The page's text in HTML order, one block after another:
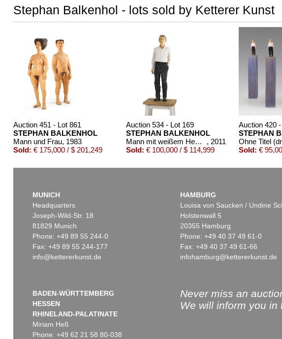
Stephan Balkenhol - lots sold by Ketterer Kunst
Auction 451 - Lot 861
STEPHAN BALKENHOL
Mann und Frau, 1983
Sold: € 175,000 / $ 201,249
Auction 534 - Lot 169
STEPHAN BALKENHOL
Mann mit weißem Hemd und schwarzer Hose
, 2011
Sold: € 100,000 / $ 114,999
Auction 420
STEPHAN
Sold: €
Auction 420 - Lot 1014
Auction 514 - Lot 251
Auction 496 -
MUNICH
Headquarters
Joseph-Wild-Str. 18
81829 Munich
Phone: +49 89 55 244-0
Fax: +49 89 55 244-177
info@kettererkunst.de
HAMBURG
Louisa von Saucken / Undine
Holstenwall 5
20355 Hamburg
Phone: +49 40 37 49 61-0
Fax: +49 40 37 49 61-66
infohamburg@kettererkunst.de
BADEN-WÜRTTEMBERG
HESSEN
RHINELAND-PALATINATE
Miriam Heß
Phone: +49 62 21 58 80-038
Never miss an
We will inform you in